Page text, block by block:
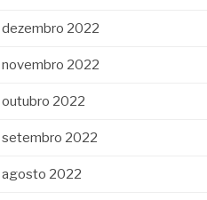
dezembro 2022
novembro 2022
outubro 2022
setembro 2022
agosto 2022